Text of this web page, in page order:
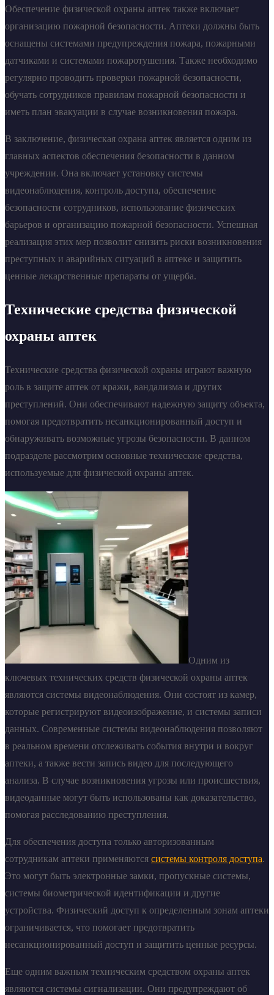
Обеспечение физической охраны аптек также включает
организацию пожарной безопасности. Аптеки должны быть
оснащены системами предупреждения пожара, пожарными
датчиками и системами пожаротушения. Также необходимо
регулярно проводить проверки пожарной безопасности,
обучать сотрудников правилам пожарной безопасности и
иметь план эвакуации в случае возникновения пожара.
В заключение, физическая охрана аптек является одним из
главных аспектов обеспечения безопасности в данном
учреждении. Она включает установку системы
видеонаблюдения, контроль доступа, обеспечение
безопасности сотрудников, использование физических
барьеров и организацию пожарной безопасности. Успешная
реализация этих мер позволит снизить риски возникновения
преступных и аварийных ситуаций в аптеке и защитить
ценные лекарственные препараты от ущерба.
Технические средства физической
охраны аптек
Технические средства физической охраны играют важную
роль в защите аптек от кражи, вандализма и других
преступлений. Они обеспечивают надежную защиту объекта,
помогая предотвратить несанкционированный доступ и
обнаруживать возможные угрозы безопасности. В данном
подразделе рассмотрим основные технические средства,
используемые для физической охраны аптек.
Одним из
ключевых технических средств физической охраны аптек
являются системы видеонаблюдения. Они состоят из камер,
которые регистрируют видеоизображение, и системы записи
данных. Современные системы видеонаблюдения позволяют
в реальном времени отслеживать события внутри и вокруг
аптеки, а также вести запись видео для последующего
анализа. В случае возникновения угрозы или происшествия,
видеоданные могут быть использованы как доказательство,
помогая расследованию преступления.
Для обеспечения доступа только авторизованным
сотрудникам аптеки применяются системы контроля доступа.
Это могут быть электронные замки, пропускные системы,
системы биометрической идентификации и другие
устройства. Физический доступ к определенным зонам аптеки
ограничивается, что помогает предотвратить
несанкционированный доступ и защитить ценные ресурсы.
Еще одним важным техническим средством охраны аптек
являются системы сигнализации. Они предупреждают об